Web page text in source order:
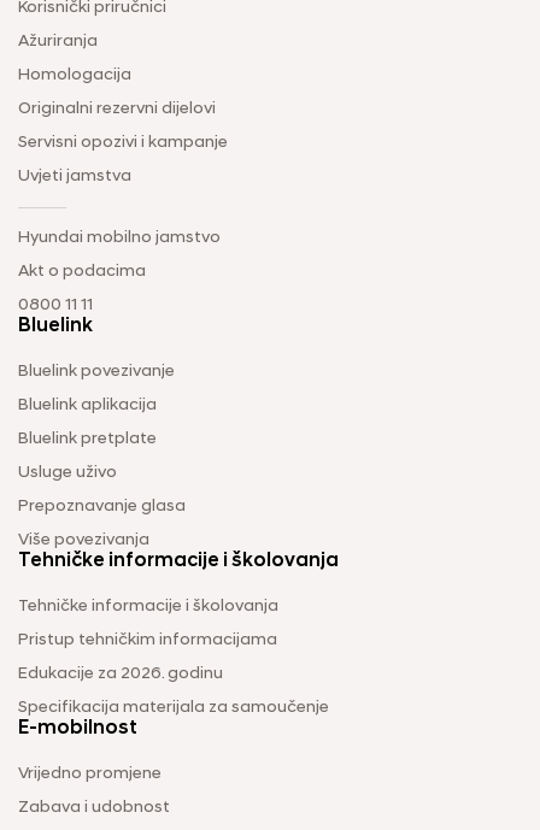
Korisnički priručnici
Ažuriranja
Homologacija
Originalni rezervni dijelovi
Servisni opozivi i kampanje
Uvjeti jamstva
Hyundai mobilno jamstvo
Akt o podacima
0800 11 11
Bluelink
Bluelink povezivanje
Bluelink aplikacija
Bluelink pretplate
Usluge uživo
Prepoznavanje glasa
Više povezivanja
Tehničke informacije i školovanja
Tehničke informacije i školovanja
Pristup tehničkim informacijama
Edukacije za 2026. godinu
Specifikacija materijala za samoučenje
E-mobilnost
Vrijedno promjene
Zabava i udobnost